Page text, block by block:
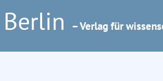
– Verlag für